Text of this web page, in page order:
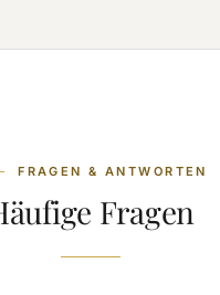
FRAGEN & ANTWORTEN
Fragen